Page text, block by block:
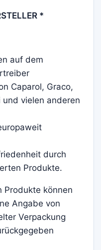
*
auf dem
Caparol, Graco,
und vielen anderen
durch
Produkte.
Produkte können
Angabe von
Verpackung